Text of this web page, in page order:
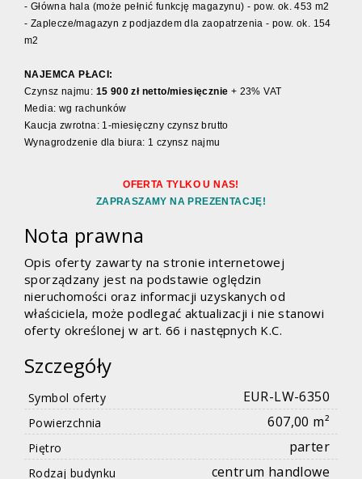
- Główna hala (może pełnić funkcję magazynu) - pow. ok. 453 m2
- Zaplecze/magazyn z podjazdem dla zaopatrzenia - pow. ok. 154
m2
NAJEMCA PŁACI:
Czynsz najmu: 15 900 zł netto/miesięcznie + 23% VAT
Media: wg rachunków
Kaucja zwrotna: 1-miesięczny czynsz brutto
Wynagrodzenie dla biura: 1 czynsz najmu
OFERTA TYLKO U NAS!
ZAPRASZAMY NA PREZENTACJĘ!
Nota prawna
Opis oferty zawarty na stronie internetowej
sporządzany jest na podstawie oględzin
nieruchomości oraz informacji uzyskanych od
właściciela, może podlegać aktualizacji i nie stanowi
oferty określonej w art. 66 i następnych K.C.
Szczegóły
Symbol oferty EUR-LW-6350
Powierzchnia 607,00 m²
Piętro parter
Rodzaj budynku centrum handlowe